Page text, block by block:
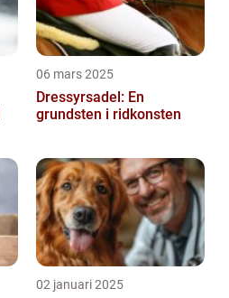
06 mars 2025
Dressyrsadel: En
grundsten i ridkonsten
02 januari 2025